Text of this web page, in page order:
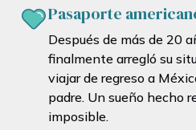
Pasaporte
Después de más de 20
finalmente arregló su
viajar de regreso a
padre. Un sueño hecho
imposible.